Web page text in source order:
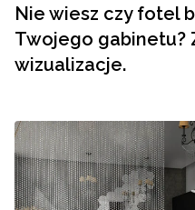
Nie wiesz czy fotel
Twojego gabinetu?
wizualizacje.